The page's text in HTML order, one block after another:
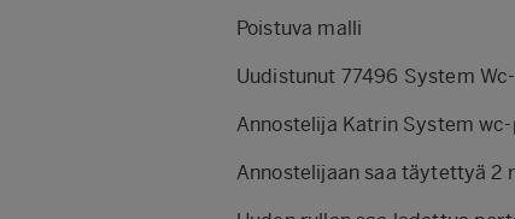
Poistuva malli
Uudistunut 77496 System
Annostelija Katrin System
Annostelijaan saa täytettyä 2